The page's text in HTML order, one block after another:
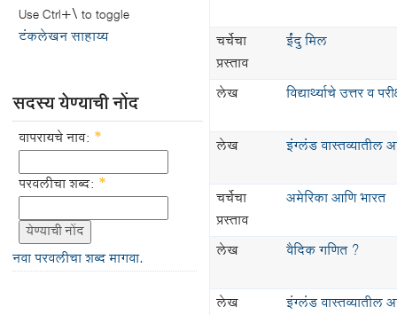
Use Ctrl+\ to toggle
टंकलेखन साहाय्य
सदस्य येण्याची नोंद
वापरायचे नाव: *
परवलीचा शब्द: *
नवा परवलीचा शब्द मागवा.
चर्चेचा
प्रस्ताव
ईंदु मिल
लेख विद्यार्थ्याचे उत्तर व
लेख इंग्लंड वास्तव्यातील
चर्चेचा
प्रस्ताव
अमेरिका आणि भारत
लेख वैदिक गणित ?
लेख इंग्लंड वास्तव्यातील